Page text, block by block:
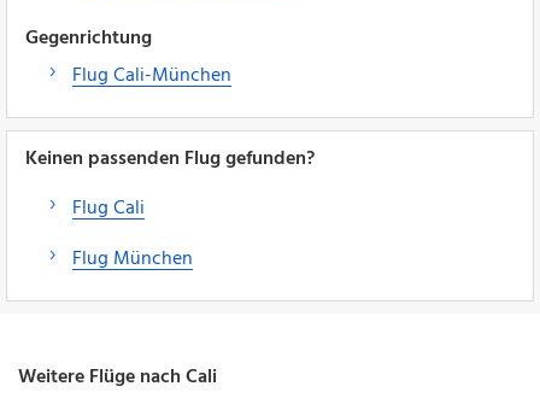
Gegenrichtung
Flug Cali-München
Keinen passenden Flug gefunden?
Flug Cali
Flug München
Weitere Flüge nach Cali